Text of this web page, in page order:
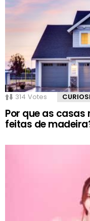
314 Votes
Por que as casas
feitas de